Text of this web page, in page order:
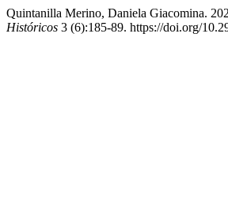
Quintanilla Merino, Daniela Giacomina.
Históricos 3 (6):185-89. https://doi.org/